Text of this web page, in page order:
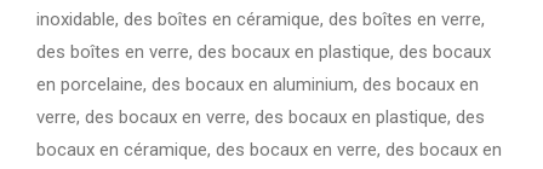
inoxidable, des boîtes en céramique, des boîtes en verre,
des boîtes en verre, des bocaux en plastique, des bocaux
en porcelaine, des bocaux en aluminium, des bocaux en
verre, des bocaux en verre, des bocaux en plastique, des
bocaux en céramique, des bocaux en verre, des bocaux en